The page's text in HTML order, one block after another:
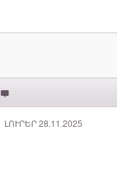
ԼՈՒՐԵՐ 28.11.2025